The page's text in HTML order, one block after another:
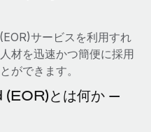
ンスの専門サポート
ルに
予定
ルティングサービスを利用すれ
材を迅速かつ簡便に採用
ができます。
とは何か —